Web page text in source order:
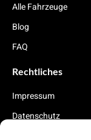
Alle Fahrzeuge
Blog
FAQ
Rechtliches
Impressum
Datenschutz